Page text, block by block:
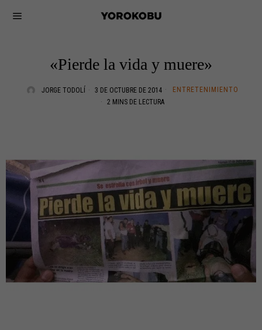
«Pierde la vida y muere»
JORGE TODOLÍ 3 DE OCTUBRE DE 2014
ENTRETENIMIENTO
2 MINS DE LECTURA